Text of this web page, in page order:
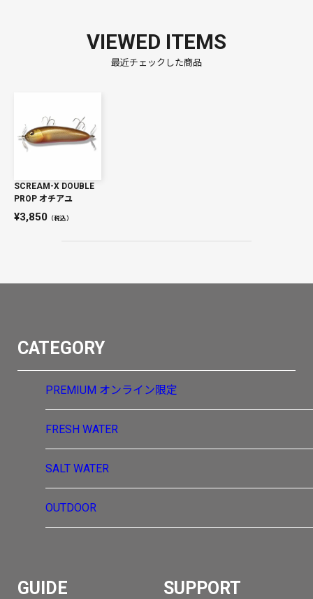
VIEWED ITEMS
最近チェックした商品
SCREAM-X DOUBLE
PROP オチアユ
3,850 （税込）
CATEGORY
PREMIUM オンライン限定
FRESH WATER
SALT WATER
OUTDOOR
GUIDE SUPPORT